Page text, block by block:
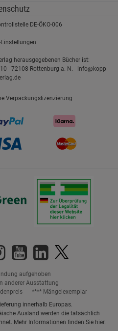
DE-ÖKO-006
herausgegebenen Bücher ist:
- 72108 Rottenburg a. N. - info@kopp-
Verpackungslizenzierung
aufgehoben
anderer Ausstattung
**** Mängelexemplar
innerhalb Europas.
Ausland werden die tatsächlich
Mehr Informationen finden Sie hier.